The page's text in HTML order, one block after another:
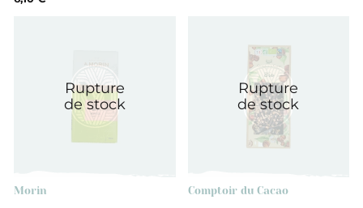
Rupture
de stock
Morin
Rupture
de stock
Comptoir du Cacao